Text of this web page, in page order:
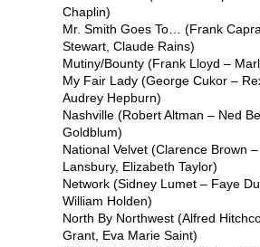
Chaplin)
Mr. Smith Goes To… (Frank
Stewart, Claude Rains)
Mutiny/Bounty (Frank Lloyd –
My Fair Lady (George Cukor –
Audrey Hepburn)
Nashville (Robert Altman – Ned
Goldblum)
National Velvet (Clarence Brown –
Lansbury, Elizabeth Taylor)
Network (Sidney Lumet – Faye
William Holden)
North By Northwest (Alfred
Grant, Eva Marie Saint)